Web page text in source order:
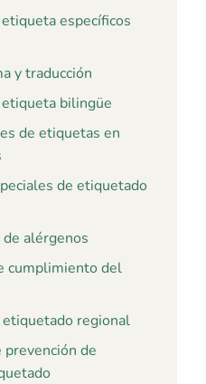
específicos
y traducción
bilingüe
de etiquetas en
de etiquetado
alérgenos
cumplimiento del
regional
prevención de